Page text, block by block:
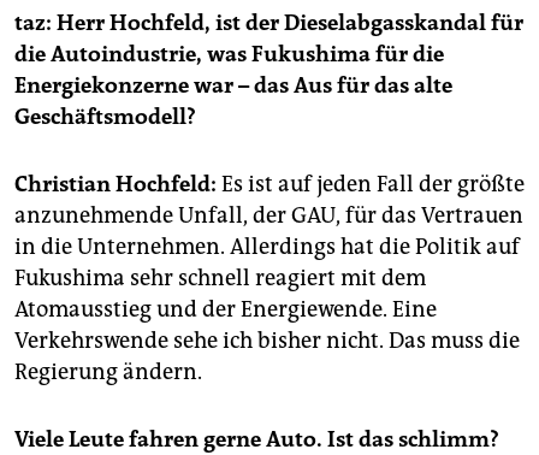
unterstützen
abo
genossenschaft
taz: Herr Hochfeld, ist der Dieselabgasskandal für
die Autoindustrie, was Fukushima für die
Energiekonzerne war – das Aus für das alte
Geschäftsmodell?
Christian Hochfeld: Es ist auf jeden Fall der größte
anzunehmende Unfall, der GAU, für das Vertrauen
in die Unternehmen. Allerdings hat die Politik auf
Fukushima sehr schnell reagiert mit dem
Atomausstieg und der Energiewende. Eine
Verkehrswende sehe ich bisher nicht. Das muss die
Regierung ändern.
Viele Leute fahren gerne Auto. Ist das schlimm?